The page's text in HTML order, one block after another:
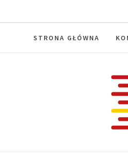
STRONA GŁÓWNA